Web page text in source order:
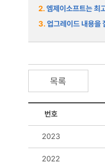
2.엠제이소프트는 최
3.업그레이드 내용을
목록
번호
2023
2022